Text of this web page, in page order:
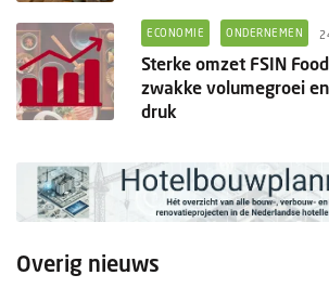
ECONOMIE ONDERNEMEN
Sterke omzet FSIN
zwakke volumegroei
druk
Overig nieuws